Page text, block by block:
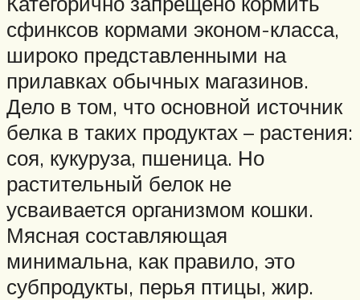
сфинксов кормами эконом-класса,
широко представленными на
прилавках обычных магазинов.
Дело в том, что основной источник
белка в таких продуктах – растения:
соя, кукуруза, пшеница. Но
растительный белок не
усваивается организмом кошки.
Мясная составляющая
минимальна, как правило, это
субпродукты, перья птицы, жир.